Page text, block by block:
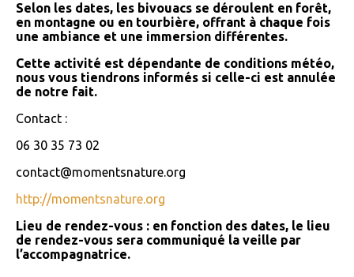
Selon les dates, les bivouacs se déroulent en forêt,
en montagne ou en tourbière, offrant à chaque fois
une ambiance et une immersion différentes.
Cette activité est dépendante de conditions météo,
nous vous tiendrons informés si celle-ci est annulée
de notre fait.
Contact :
06 30 35 73 02
contact@momentsnature.org
http://momentsnature.org
Lieu de rendez-vous : en fonction des dates, le lieu
de rendez-vous sera communiqué la veille par
l’accompagnatrice.